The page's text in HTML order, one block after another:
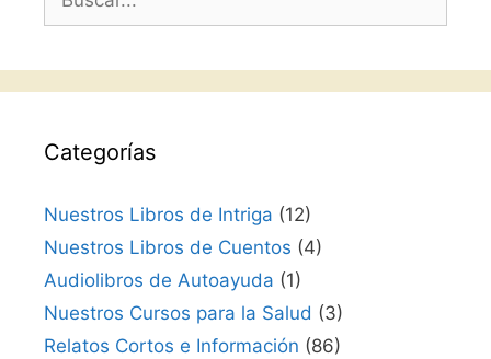
Categorías
Nuestros Libros de Intriga (12)
Nuestros Libros de Cuentos (4)
Audiolibros de Autoayuda (1)
Nuestros Cursos para la Salud (3)
Relatos Cortos e Información (86)